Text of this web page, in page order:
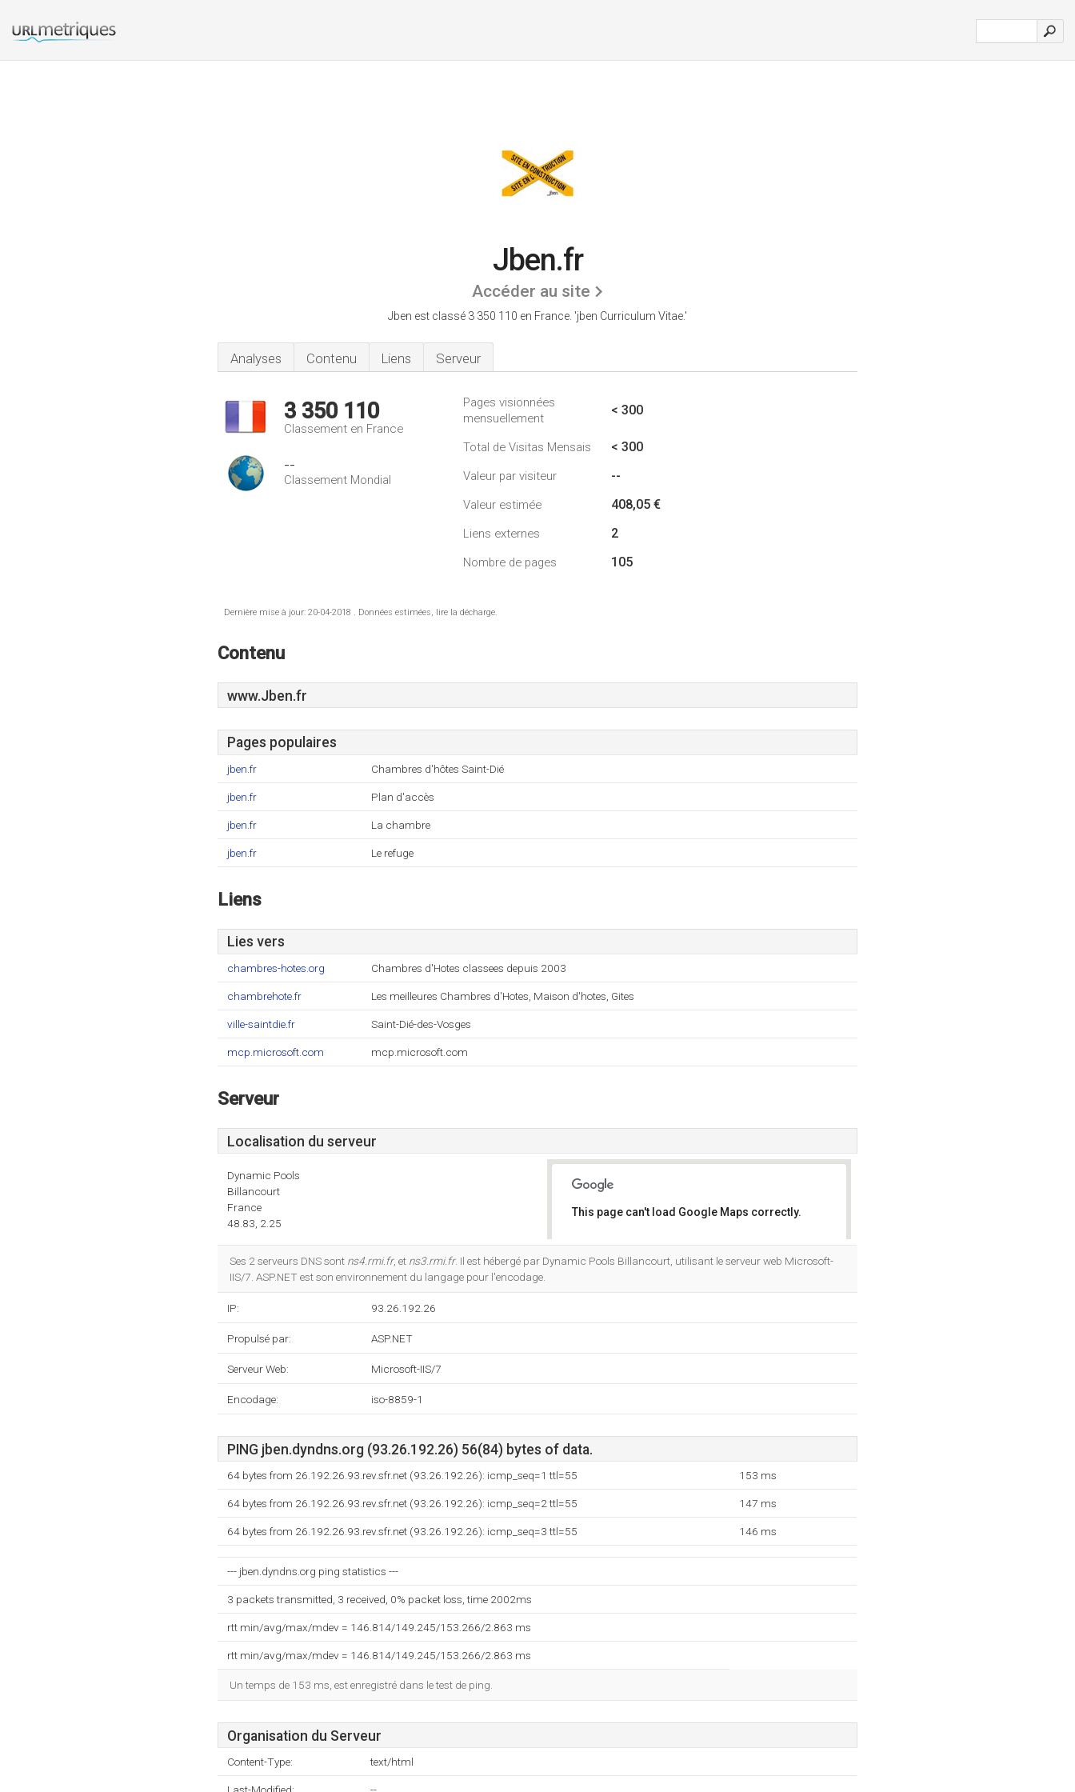
Jben.fr
Accéder au site
Jben est classé 3 350 110 en France. 'jben Curriculum Vitae.'
Analyses Contenu Liens Serveur
3 350 110
Classement en France
--
Classement Mondial
Pages visionnées
mensuellement
< 300
Total de Visitas Mensais < 300
Valeur par visiteur --
Valeur estimée 408,05 €
Liens externes 2
Nombre de pages 105
Dernière mise à jour: 20-04-2018 . Données estimées, lire la décharge.
Contenu
www.Jben.fr
Pages populaires
jben.fr Chambres d'hôtes Saint-Dié
jben.fr Plan d'accès
jben.fr La chambre
jben.fr Le refuge
Liens
Lies vers
chambres-hotes.org Chambres d'Hotes classees depuis 2003
chambrehote.fr Les meilleures Chambres d'Hotes, Maison d'hotes, Gites
ville-saintdie.fr Saint-Dié-des-Vosges
mcp.microsoft.com mcp.microsoft.com
Serveur
Localisation du serveur
Dynamic Pools
Billancourt
France
48.83, 2.25
This page can't load Google Maps correctly.
Ses 2 serveurs DNS sont ns4.rmi.fr, et ns3.rmi.fr. Il est hébergé par Dynamic Pools Billancourt, utilisant le serveur web Microsoft-
IIS/7. ASP.NET est son environnement du langage pour l'encodage.
IP: 93.26.192.26
Propulsé par: ASP.NET
Serveur Web: Microsoft-IIS/7
Encodage: iso-8859-1
PING jben.dyndns.org (93.26.192.26) 56(84) bytes of data.
64 bytes from 26.192.26.93.rev.sfr.net (93.26.192.26): icmp_seq=1 ttl=55 153 ms
64 bytes from 26.192.26.93.rev.sfr.net (93.26.192.26): icmp_seq=2 ttl=55 147 ms
64 bytes from 26.192.26.93.rev.sfr.net (93.26.192.26): icmp_seq=3 ttl=55 146 ms
--- jben.dyndns.org ping statistics ---
3 packets transmitted, 3 received, 0% packet loss, time 2002ms
rtt min/avg/max/mdev = 146.814/149.245/153.266/2.863 ms
rtt min/avg/max/mdev = 146.814/149.245/153.266/2.863 ms
Un temps de 153 ms, est enregistré dans le test de ping.
Organisation du Serveur
Content-Type: text/html